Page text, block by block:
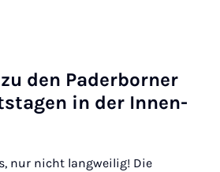
den Pa­der­bor­ner
in der In­nen­
nur nicht langweilig! Die